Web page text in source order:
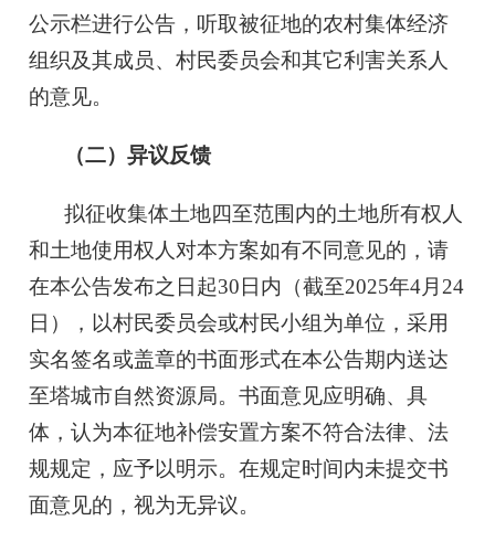
公示栏进行公告，听取被征地的农村集体经济
组织及其成员、村民委员会和其它利害关系人
的意见。
（二）异议反馈
拟征收集体土地四至范围内的土地所有权人
和土地使用权人对本方案如有不同意见的，请
在本公告发布之日起30日内（截至2025年4月24
日），以村民委员会或村民小组为单位，采用
实名签名或盖章的书面形式在本公告期内送达
至塔城市自然资源局。书面意见应明确、具
体，认为本征地补偿安置方案不符合法律、法
规规定，应予以明示。在规定时间内未提交书
面意见的，视为无异议。